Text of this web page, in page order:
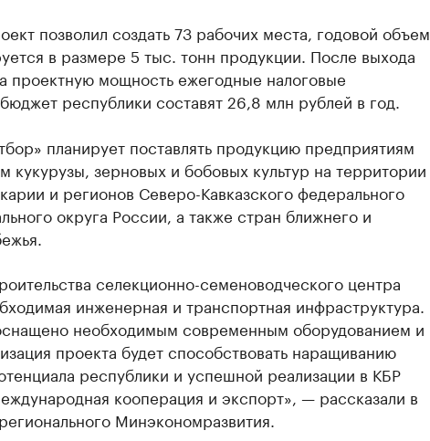
позволил создать 73 рабочих места, годовой объем
в размере 5 тыс. тонн продукции. После выхода
проектную мощность ежегодные налоговые
республики составят 26,8 млн рублей в год.
планирует поставлять продукцию предприятиям
кукурузы, зерновых и бобовых культур на территории
и регионов Северо-Кавказского федерального
округа России, а также стран ближнего и
селекционно-семеноводческого центра
инженерная и транспортная инфраструктура.
необходимым современным оборудованием и
проекта будет способствовать наращиванию
республики и успешной реализации в КБР
кооперация и экспорт», — рассказали в
Минэкономразвития.